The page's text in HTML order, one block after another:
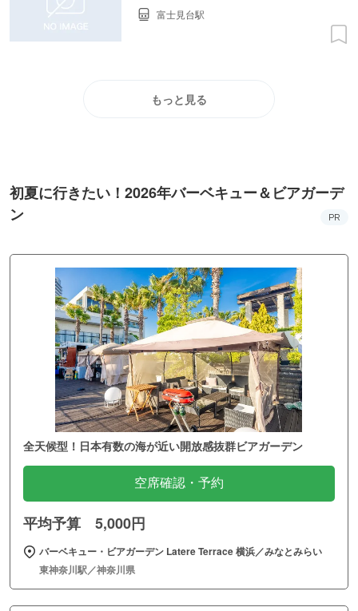
富士見台駅
もっと見る
初夏に行きたい！2026年バーベキュー＆ビアガーデ
ン
PR
全天候型！日本有数の海が近い開放感抜群ビアガーデン
空席確認・予約
平均予算 5,000円
バーベキュー・ビアガーデン Latere Terrace 横浜／みなとみらい
東神奈川駅／神奈川県